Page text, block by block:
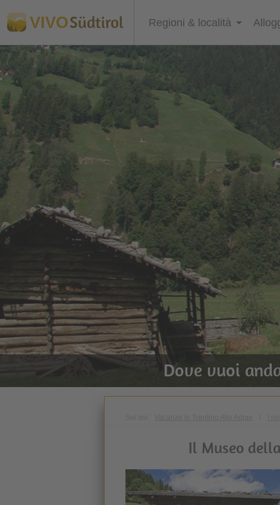
VIVOSüdtirol Regioni & località
Dove vuoi
Il Museo